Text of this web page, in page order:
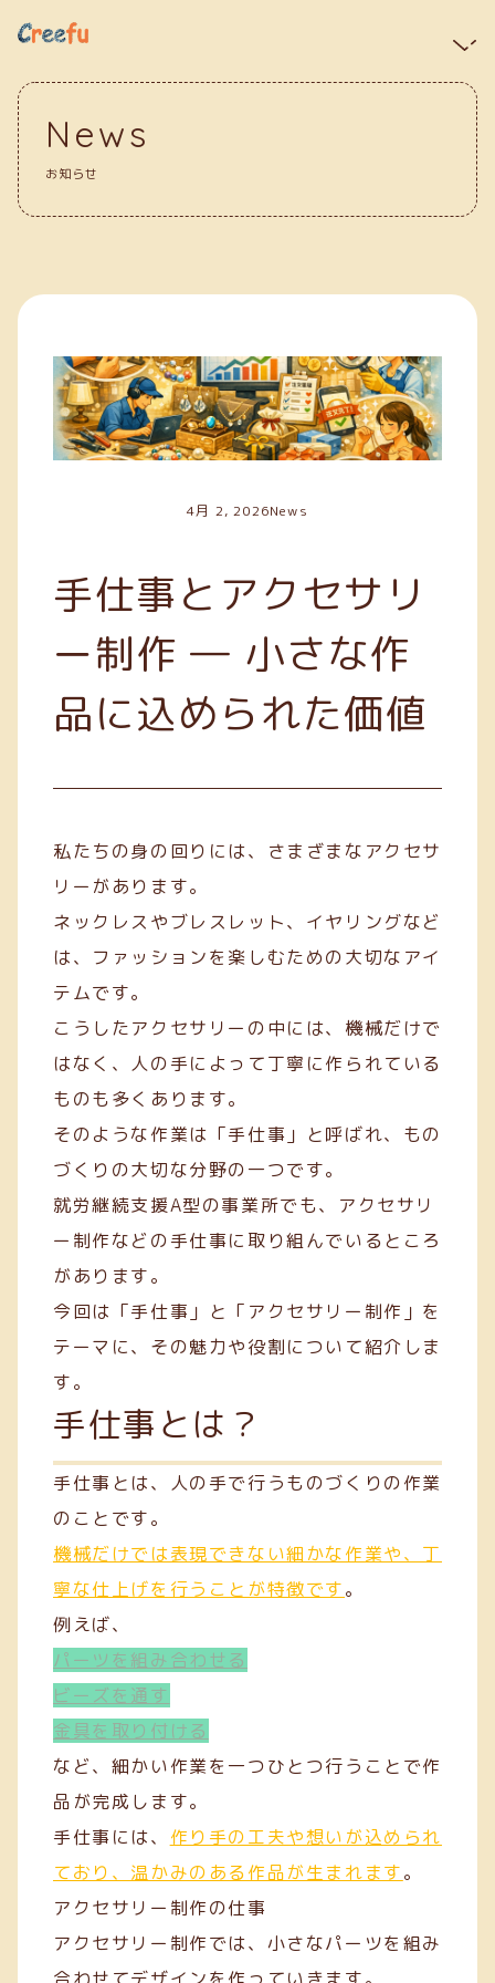
News
お知らせ
4月 2, 2026News
手仕事とアクセサリ
ー制作 ― 小さな作
品に込められた価値
私たちの身の回りには、さまざまなアクセサ
リーがあります。
ネックレスやブレスレット、イヤリングなど
は、ファッションを楽しむための大切なアイ
テムです。
こうしたアクセサリーの中には、機械だけで
はなく、人の手によって丁寧に作られている
ものも多くあります。
そのような作業は「手仕事」と呼ばれ、もの
づくりの大切な分野の一つです。
就労継続支援A型の事業所でも、アクセサリ
ー制作などの手仕事に取り組んでいるところ
があります。
今回は「手仕事」と「アクセサリー制作」を
テーマに、その魅力や役割について紹介しま
す。
手仕事とは？
手仕事とは、人の手で行うものづくりの作業
のことです。
機械だけでは表現できない細かな作業や、丁
寧な仕上げを行うことが特徴です。
例えば、
パーツを組み合わせる
ビーズを通す
金具を取り付ける
など、細かい作業を一つひとつ行うことで作
品が完成します。
手仕事には、 作り手の工夫や想いが込められ
ており、温かみのある作品が生まれます。
アクセサリー制作の仕事
アクセサリー制作では、小さなパーツを組み